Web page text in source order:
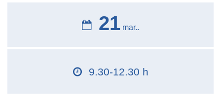
21 mar..
9.30-12.30 h